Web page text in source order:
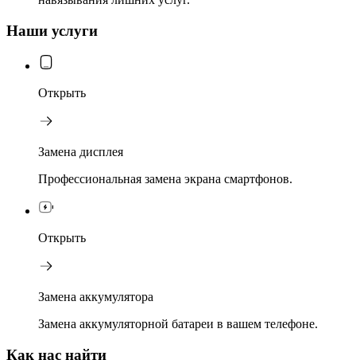
Наши услуги
Открыть
Замена дисплея
Профессиональная замена экрана смартфонов.
Открыть
Замена аккумулятора
Замена аккумуляторной батареи в вашем телефоне.
Как нас найти